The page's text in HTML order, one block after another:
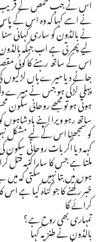
نے اسے کہا کہ وہ اس کے پاس
نے بالڈون کو ساری کہانی سنا
لیے پھرتی ہے اب جبکہ بالڈون
اس کے ساتھ رہنے کا کوئی
جانے دیا میرے ہاں لڑکیوں
پہلی لڑکی ہو جس نے میرے
ہوتی ہو تو مجھے روحانی
ساتھ رہو ویرا اپنے
کو سمجھنا اس کے لیے
کہہ دیا اگر بات روحانی
ملتا ہے جس کا سارا کنبہ
ہوں میں بتا نہیں سکتی
خبر رکھنے کا جو گناہ کیا ہے
کرائے گا
تمہاری بھی روح ہے؟
بالڈون نے طنزیہ کہا